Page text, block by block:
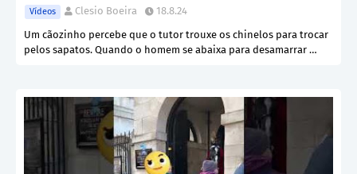
Vídeos Clesio Boeira
18.8.24
Um cãozinho percebe que o tutor trouxe os chinelos para trocar
pelos sapatos. Quando o homem se abaixa para desamarrar …